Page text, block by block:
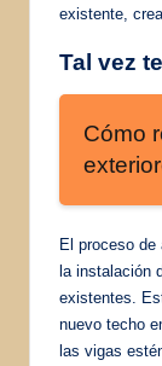
existente,
Tal vez
Cómo
El proceso
la instalación
existentes.
nuevo techo
las vigas